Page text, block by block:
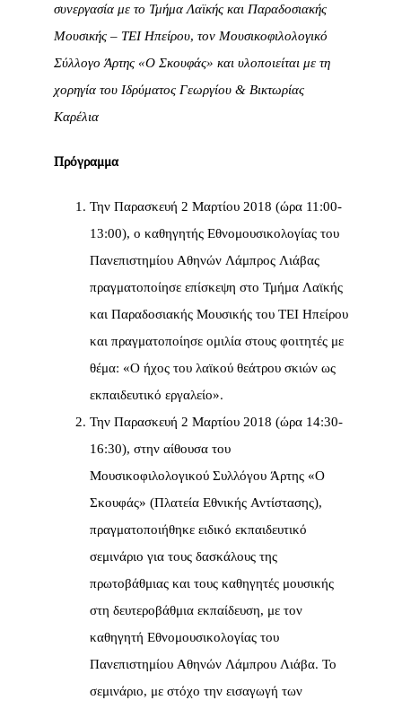
συνεργασία με το Τμήμα Λαϊκής και Παραδοσιακής
Μουσικής – TEI Ηπείρου, τον Μουσικοφιλολογικό
Σύλλογο Άρτης «Ο Σκουφάς» και υλοποιείται με τη
χορηγία του Ιδρύματος Γεωργίου & Βικτωρίας
Καρέλια
Πρόγραμμα
Την Παρασκευή 2 Μαρτίου 2018 (ώρα 11:00-
13:00), ο καθηγητής Εθνομουσικολογίας του
Πανεπιστημίου Αθηνών Λάμπρος Λιάβας
πραγματοποίησε επίσκεψη στο Τμήμα Λαϊκής
και Παραδοσιακής Μουσικής του TEI Ηπείρου
και πραγματοποίησε ομιλία στους φοιτητές με
θέμα: «Ο ήχος του λαϊκού θεάτρου σκιών ως
εκπαιδευτικό εργαλείο».
Την Παρασκευή 2 Μαρτίου 2018 (ώρα 14:30-
16:30), στην αίθουσα του
Μουσικοφιλολογικού Συλλόγου Άρτης «Ο
Σκουφάς» (Πλατεία Εθνικής Αντίστασης),
πραγματοποιήθηκε ειδικό εκπαιδευτικό
σεμινάριο για τους δασκάλους της
πρωτοβάθμιας και τους καθηγητές μουσικής
στη δευτεροβάθμια εκπαίδευση, με τον
καθηγητή Εθνομουσικολογίας του
Πανεπιστημίου Αθηνών Λάμπρου Λιάβα. Το
σεμινάριο, με στόχο την εισαγωγή των